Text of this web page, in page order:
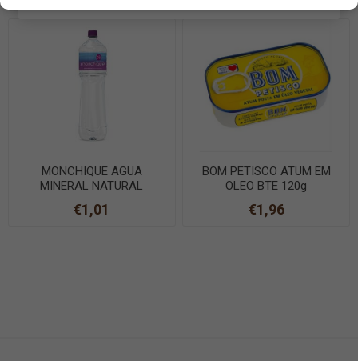
MONCHIQUE AGUA
MINERAL NATURAL
€1,01
BOM PETISCO ATUM EM
OLEO BTE 120g
€1,96